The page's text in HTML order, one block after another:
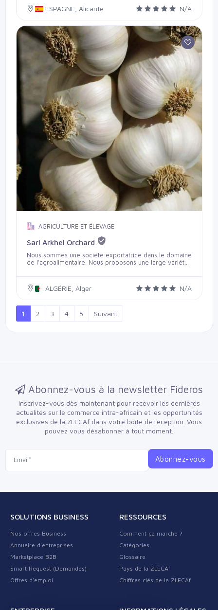
www.liquistocks.com Tel : 00 34 657 636 111
info@liquistocks.com
ESPAGNE, Alicante N/A
AGRICULTURE ET ÉLEVAGE
Sarl Arkhel Orchard
Nous sommes une société exportatrice dans le domaine
de l'agroalimentaire. Nous proposons une large variété
: 00213661602715 sarl_msf@yahoo.fr
ALGÉRIE, Alger N/A
1 2 3 4 5 Suivant
Abonnez-vous à la newsletter Fideros
Inscrivez-vous dès maintenant pour recevoir les dernières
actualités sur le commerce intra-africain et les opportunités
exclusives de la ZLECAf dans votre boîte de réception. Vous
pouvez vous désabonner à tout moment.
Abonnez-vous
SOLUTIONS BUSINESS
Nos offres Business
Annuaire d'entreprises
Marketplace B2B
Smart Request (Demandes)
Offres d'emploi
RESSOURCES
Comment ça marche ?
Catégories
Glossaire
Pays de la ZLECAf
Chiffres clés de la ZLECAf